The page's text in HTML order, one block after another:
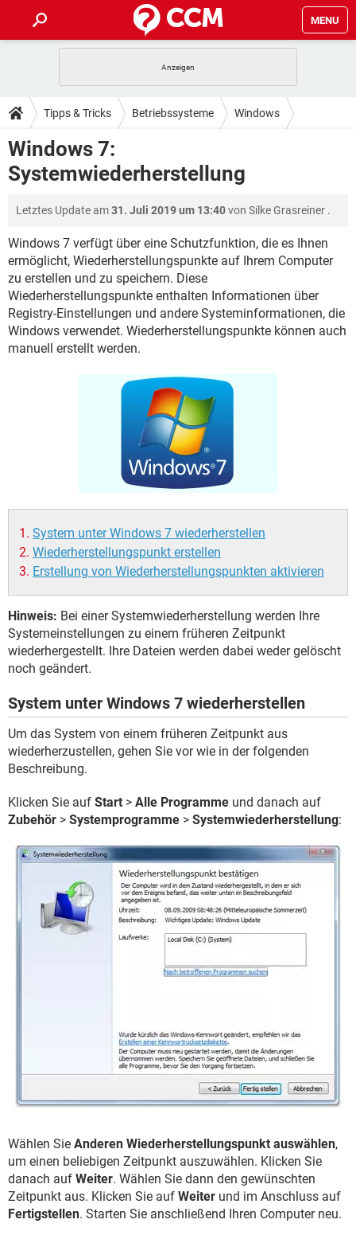
MENU
ANDROID IOS
WINDOWS 10
WHATSAPP TIKTOK
TIPPS & TRICKS
SPIELE STREAMING
ANDROID
WINDOWS 10 INSTAGRAM
WHATSAPP TIKTOK
FACEBOOK HARDWARE
DOWNLOADS
SPIELE STREAMING
WHATSAPP TIKTOK
FACEBOOK HARDWARE
FORUM
SPIELE STREAMING
ANDROID IOS
WINDOWS 10 INSTAGRAM
WHATSAPP TIKTOK
FACEBOOK HARDWARE
SPIELE STREAMING
ANDROID IOS
WINDOWS 10 INSTAGRAM
WHATSAPP TIKTOK
Tipps & Tricks Betriebssysteme Windows
Windows 7
Windows 7:
Systemwiederherstellung
Letztes Update am31. Juli 2019 um 13:40von Silke Grasreiner .
Windows 7 verfügt über eine Schutzfunktion, die es Ihnen
ermöglicht, Wiederherstellungspunkte auf Ihrem Computer
zu erstellen und zu speichern. Diese
Wiederherstellungspunkte enthalten Informationen über
Registry-Einstellungen und andere Systeminformationen, die
Windows verwendet. Wiederherstellungspunkte können auch
manuell erstellt werden.
System unter Windows 7 wiederherstellen
Wiederherstellungspunkt erstellen
Erstellung von Wiederherstellungspunkten aktivieren
Hinweis: Bei einer Systemwiederherstellung werden Ihre
Systemeinstellungen zu einem früheren Zeitpunkt
wiederhergestellt. Ihre Dateien werden dabei weder gelöscht
noch geändert.
System unter Windows 7 wiederherstellen
Um das System von einem früheren Zeitpunkt aus
wiederherzustellen, gehen Sie vor wie in der folgenden
Beschreibung.
Klicken Sie auf Start > Alle Programme und danach auf
Zubehör > Systemprogramme > Systemwiederherstellung:
Wählen Sie Anderen Wiederherstellungspunkt auswählen,
um einen beliebigen Zeitpunkt auszuwählen. Klicken Sie
danach auf Weiter. Wählen Sie dann den gewünschten
Zeitpunkt aus. Klicken Sie auf Weiter und im Anschluss auf
Fertigstellen. Starten Sie anschließend Ihren Computer neu.